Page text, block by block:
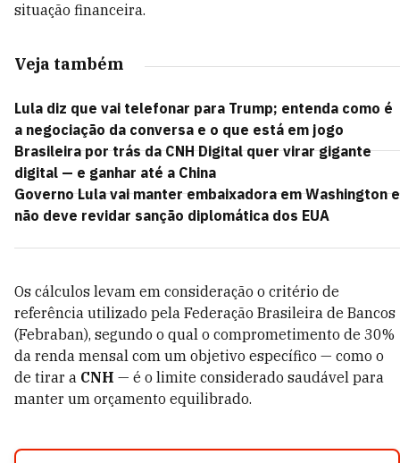
situação financeira.
Veja também
Lula diz que vai telefonar para Trump; entenda como é
a negociação da conversa e o que está em jogo
Brasileira por trás da CNH Digital quer virar gigante
digital — e ganhar até a China
Governo Lula vai manter embaixadora em Washington e
não deve revidar sanção diplomática dos EUA
Os cálculos levam em consideração o critério de
referência utilizado pela Federação Brasileira de Bancos
(Febraban), segundo o qual o comprometimento de 30%
da renda mensal com um objetivo específico — como o
de tirar a CNH — é o limite considerado saudável para
manter um orçamento equilibrado.